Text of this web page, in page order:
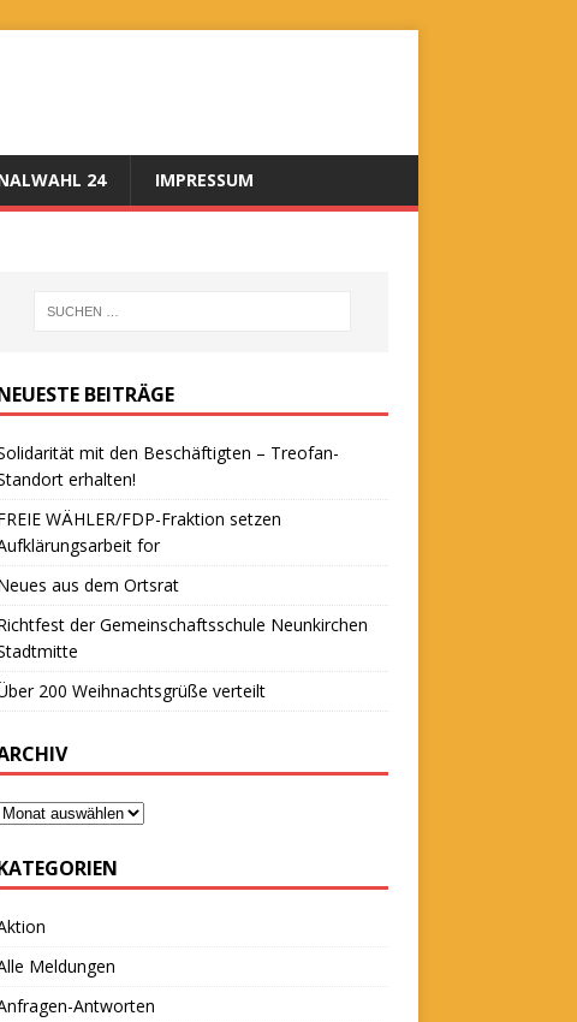
24 IMPRESSUM
BEITRÄGE
mit den Beschäftigten – Treofan-
erhalten!
WÄHLER/FDP-Fraktion setzen
for
aus dem Ortsrat
der Gemeinschaftsschule Neunkirchen
200 Weihnachtsgrüße verteilt
Meldungen
Antworten